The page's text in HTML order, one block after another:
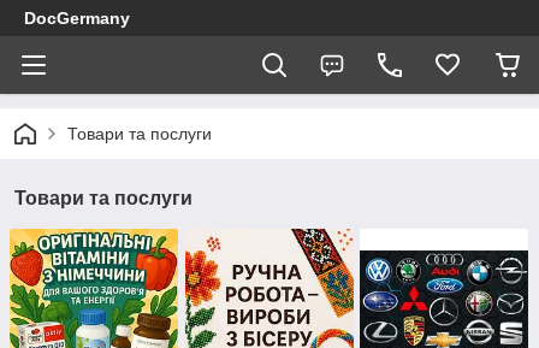
DocGermany
Товари та послуги
Товари та послуги